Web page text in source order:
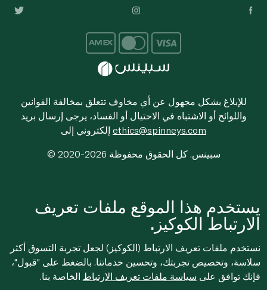
للإبلاغ بشكل مجهول عن أي مخاوف تتعلق بمخالفة القوانين
واللوائح أو الاشتباه في الاحتيال أو الفساد، يرجى إرسال بريد
ethics@spinneys.com
© 2020-2026 سبينس. كل الحقوق محفوظة
يستخدم هذا الموقع ملفات تعريف
الارتباط الكوكيز.
نستخدم ملفات تعريف الارتباط (الكوكيز) لجعل تجربة التسوق أكثر
سلاسة، وتخصيص تجربتك، وتحسين خدماتنا. بالضغط على "قبول"،
فإنك توافق على سياسة ملفات تعريف الارتباط الخاصة بنا.